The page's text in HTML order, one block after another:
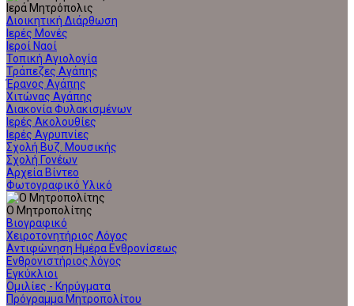
Ιερά Μητρόπολις
Διοικητική Διάρθωση
Ιερές Μονές
Ιεροί Ναοί
Τοπική Αγιολογία
Τράπεζες Αγάπης
Έρανος Αγάπης
Χιτώνας Αγάπης
Διακονία Φυλακισμένων
Ιερές Ακολουθίες
Ιερές Αγρυπνίες
Σχολή Βυζ. Μουσικής
Σχολή Γονέων
Αρχεία Βίντεο
Φωτογραφικό Υλικό
Ο Μητροπολίτης
Βιογραφικό
Χειροτονητήριος Λόγος
Αντιφώνηση Ημέρα Ενθρονίσεως
Ενθρονιστήριος λόγος
Εγκύκλιοι
Ομιλίες - Κηρύγματα
Πρόγραμμα Μητροπολίτου